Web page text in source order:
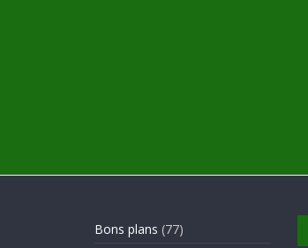
Bons plans (77)